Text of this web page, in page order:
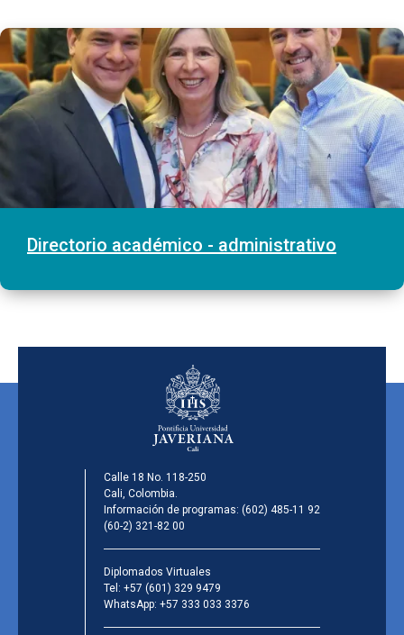
Directorio académico - administrativo
Calle 18 No. 118-250
Cali, Colombia.
Información de programas: (602) 485-11 92
(60-2) 321-82 00
Diplomados Virtuales
Tel: +57 (601) 329 9479
WhatsApp: +57 333 033 3376